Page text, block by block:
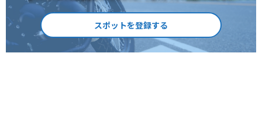
スポットを登録する